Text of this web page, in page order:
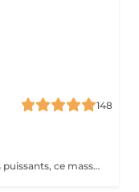
148
Englobant une gamme de mouvements puissants, ce massage revigorant combine un massage suédois classique avec des techniques de compression et de points de déclenchement pour réduire la douleur. Réchauffant le corps, il stimule les muscles des cuisses, des épaules, des bras et du dos. Idéal pour les sportifs et les personnes souffrant de tensions